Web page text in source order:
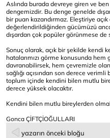
Aslında burada devreye giren ve
dengemizdir. Bu denge genelde
bir puan kazandırmaz. Eleştiriye
değerlendirildiğinden gücümüzü
dışardan çok popüler görünmese de
Sonuç olarak, açık bir şekilde kendi
hatalarımızı görme konusunda
davranabilirsek, hem çevremizle
sağlığı açısından son derece
toplum içinde kendini bilen mutlu
derece yüksek olacaktır.
Kendini bilen mutlu bireylerden
Gonca ÇİFTÇİOĞULLARI
yazarın önceki bloğu